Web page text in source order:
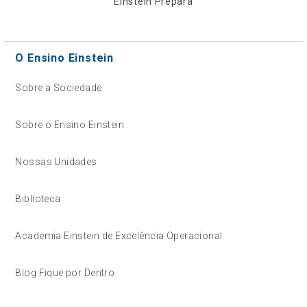
O Ensino Einstein
Sobre a Sociedade
Sobre o Ensino Einstein
Nossas Unidades
Biblioteca
Academia Einstein de Excelência Operacional
Blog Fique por Dentro